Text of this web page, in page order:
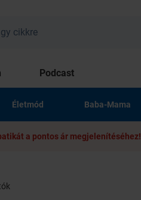
Podcast
Életmód Baba-Mama
a pontos ár megjelenítéséhez!